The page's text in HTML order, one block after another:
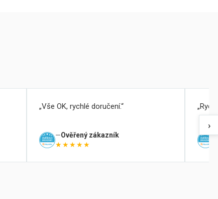
Vše OK, rychlé doručení.
Ověřený zákazník
★★★★★
›